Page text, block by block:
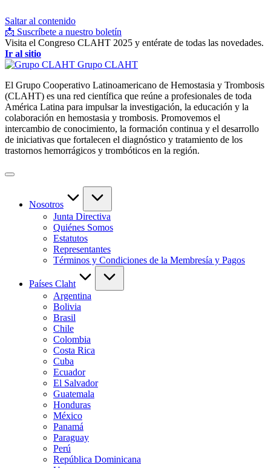
Saltar al contenido
📩 Suscríbete a nuestro boletín
Visita el Congreso CLAHT 2025 y entérate de todas las novedades.
Ir al sitio
Grupo CLAHT
El Grupo Cooperativo Latinoamericano de Hemostasia y Trombosis
(CLAHT) es una red científica que reúne a profesionales de toda
América Latina para impulsar la investigación, la educación y la
colaboración en hemostasia y trombosis. Promovemos el
intercambio de conocimiento, la formación continua y el desarrollo
de iniciativas que fortalecen el diagnóstico y tratamiento de los
trastornos hemorrágicos y trombóticos en la región.
Nosotros
Junta Directiva
Quiénes Somos
Estatutos
Representantes
Términos y Condiciones de la Membresía y Pagos
Países Claht
Argentina
Bolivia
Brasil
Chile
Colombia
Costa Rica
Cuba
Ecuador
El Salvador
Guatemala
Honduras
México
Panamá
Paraguay
Perú
República Dominicana